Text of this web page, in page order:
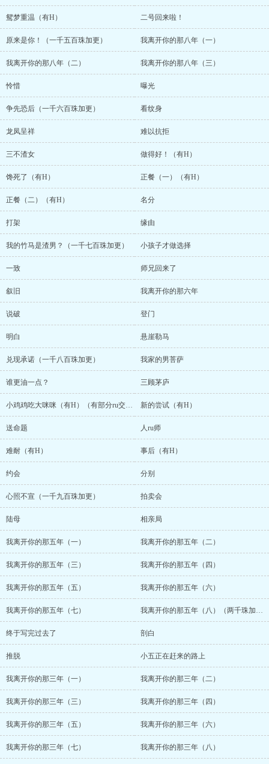
鸳梦重温（有H） 二号回来啦！
原来是你！（一千五百珠加更） 我离开你的那八年（一）
我离开你的那八年（二） 我离开你的那八年（三）
怜惜 曝光
争先恐后（一千六百珠加更） 看纹身
龙凤呈祥 难以抗拒
三不渣女 做得好！（有H）
馋死了（有H） 正餐（一）（有H）
正餐（二）（有H） 名分
打架 缘由
我的竹马是渣男？（一千七百珠加更） 小孩子才做选择
一致 师兄回来了
叙旧 我离开你的那六年
说破 登门
明白 悬崖勒马
兑现承诺（一千八百珠加更） 我家的男菩萨
谁更油一点？ 三顾茅庐
小鸡鸡吃大咪咪（有H）（有部分ru交情节，不喜慎买） 新的尝试（有H）
送命题 人ru师
难耐（有H） 事后（有H）
约会 分别
心照不宣（一千九百珠加更） 拍卖会
陆母 相亲局
我离开你的那五年（一） 我离开你的那五年（二）
我离开你的那五年（三） 我离开你的那五年（四）
我离开你的那五年（五） 我离开你的那五年（六）
我离开你的那五年（七） 我离开你的那五年（八）（两千珠加更）
终于写完过去了 剖白
推脱 小五正在赶来的路上
我离开你的那三年（一） 我离开你的那三年（二）
我离开你的那三年（三） 我离开你的那三年（四）
我离开你的那三年（五） 我离开你的那三年（六）
我离开你的那三年（七） 我离开你的那三年（八）